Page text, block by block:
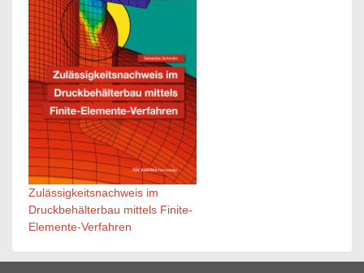
Zulässigkeitsnachweis im
Druckbehälterbau mittels Finite-
Elemente-Verfahren